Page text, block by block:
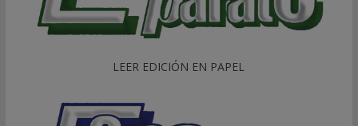
LEER EDICIÓN EN PAPEL